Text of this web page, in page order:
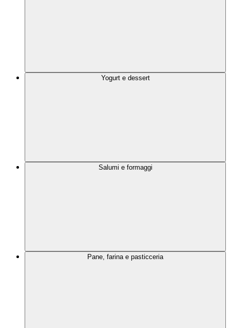
Yogurt e dessert
Salumi e formaggi
Pane, farina e pasticceria